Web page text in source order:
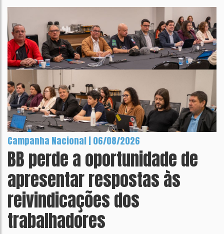
Campanha Nacional | 06/08/2026
BB perde a oportunidade de
apresentar respostas às
reivindicações dos
trabalhadores